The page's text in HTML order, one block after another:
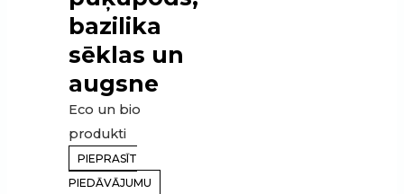
bazilika
sēklas un
augsne
Eco un bio
produkti
PIEPRASĪT
PIEDĀVĀJUMU